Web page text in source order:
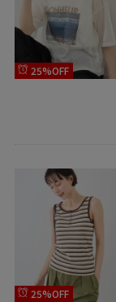
25%OFF
25%OFF